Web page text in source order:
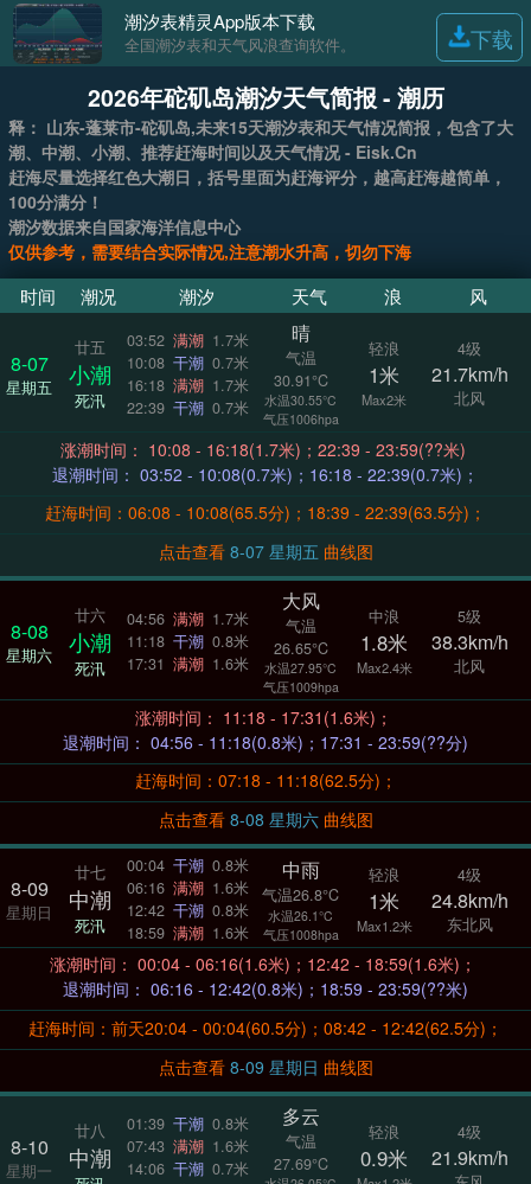
潮汐表精灵App版本下载
全国潮汐表和天气风浪查询软件。 下载
2026年砣矶岛潮汐天气简报 - 潮历
释： 山东-蓬莱市-砣矶岛,未来15天潮汐表和天气情况简报，包含了大
潮、中潮、小潮、推荐赶海时间以及天气情况 - Eisk.Cn
赶海尽量选择红色大潮日，括号里面为赶海评分，越高赶海越简单，
100分满分！
潮汐数据来自国家海洋信息中心
仅供参考，需要结合实际情况,注意潮水升高，切勿下海
时间 潮况 潮汐 天气 浪 风
8-07
星期五
廿五
小潮
死汛
03:52 满潮 1.7米
10:08 干潮 0.7米
16:18 满潮 1.7米
22:39 干潮 0.7米
晴
气温
30.91°C
水温30.55°C
气压1006hpa
轻浪
1米
Max2米
4级
21.7km/h
北风
涨潮时间： 10:08 - 16:18(1.7米)；22:39 - 23:59(??米)
退潮时间： 03:52 - 10:08(0.7米)；16:18 - 22:39(0.7米)；
赶海时间：06:08 - 10:08(65.5分)；18:39 - 22:39(63.5分)；
点击查看
8-07 星期五 曲线图
8-08
星期六
廿六
小潮
死汛
04:56 满潮 1.7米
11:18 干潮 0.8米
17:31 满潮 1.6米
大风
气温
26.65°C
水温27.95°C
气压1009hpa
中浪
1.8米
Max2.4米
5级
38.3km/h
北风
涨潮时间： 11:18 - 17:31(1.6米)；
退潮时间： 04:56 - 11:18(0.8米)；17:31 - 23:59(??分)
赶海时间：07:18 - 11:18(62.5分)；
点击查看
8-08 星期六 曲线图
8-09
星期日
廿七
中潮
死汛
00:04 干潮 0.8米
06:16 满潮 1.6米
12:42 干潮 0.8米
18:59 满潮 1.6米
中雨
气温26.8°C
水温26.1°C
气压1008hpa
轻浪
1米
Max1.2米
4级
24.8km/h
东北风
涨潮时间： 00:04 - 06:16(1.6米)；12:42 - 18:59(1.6米)；
退潮时间： 06:16 - 12:42(0.8米)；18:59 - 23:59(??米)
赶海时间：前天20:04 - 00:04(60.5分)；08:42 - 12:42(62.5分)；
点击查看
8-09 星期日 曲线图
8-10
星期一
廿八
中潮
01:39 干潮 0.8米
07:43 满潮 1.6米
14:06 干潮 0.7米
多云
气温
27.69°C
轻浪
0.9米
4级
21.9km/h